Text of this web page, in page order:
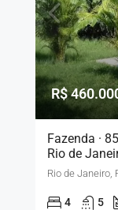
R$
Fazenda ·
Rio de
Rio de Janeiro,
4 5